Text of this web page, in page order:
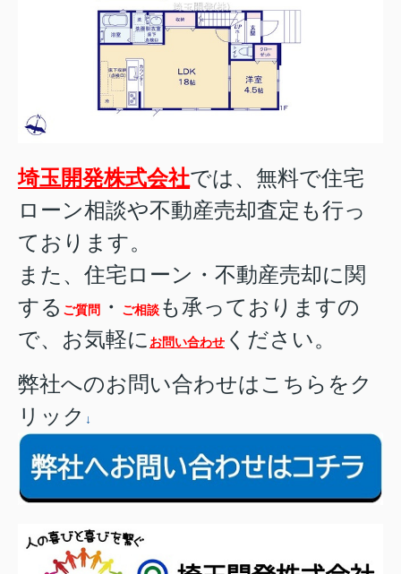
埼玉開発株式会社では、無料で住宅
ローン相談や不動産売却査定も行っ
ております。
また、住宅ローン・不動産売却に関
する ご質問 ・ ご相談 も承っておりますの
で、お気軽に お問い合わせ ください。
弊社へのお問い合わせはこちらをク
リック ↓